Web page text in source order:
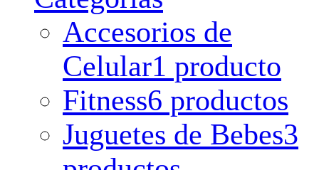
Accesorios de
Celular1 producto
Fitness6 productos
Juguetes de Bebes3